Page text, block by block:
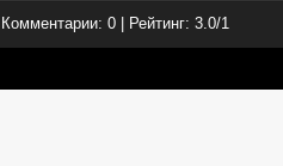
Комментарии: 0 Рейтинг: 3.0/1